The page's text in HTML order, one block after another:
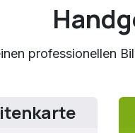
professionellen